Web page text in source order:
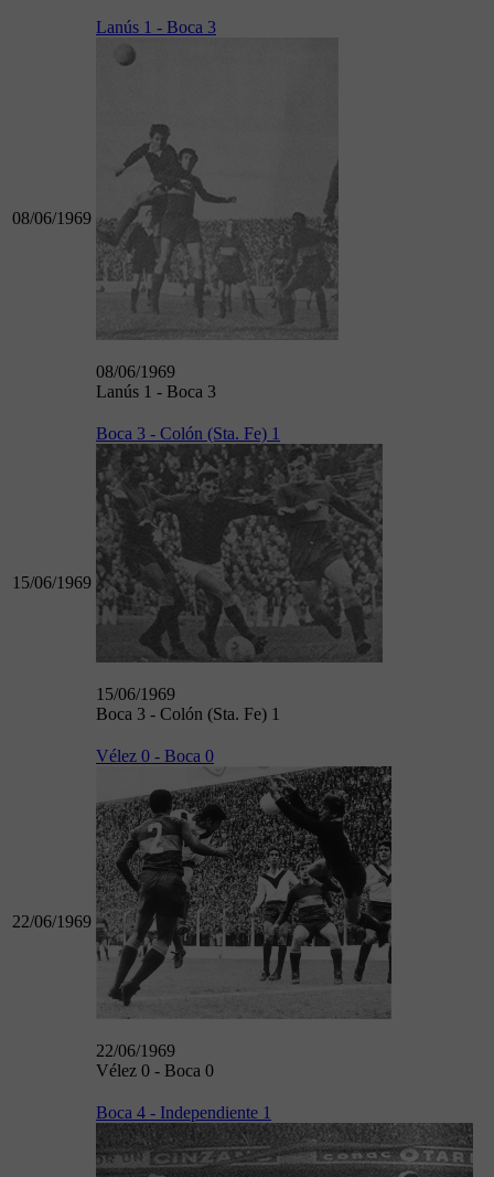
08/06/1969
Lanús 1 - Boca 3
08/06/1969
Lanús 1 - Boca 3
15/06/1969
Boca 3 - Colón (Sta. Fe) 1
15/06/1969
Boca 3 - Colón (Sta. Fe) 1
22/06/1969
Vélez 0 - Boca 0
22/06/1969
Vélez 0 - Boca 0
Boca 4 - Independiente 1